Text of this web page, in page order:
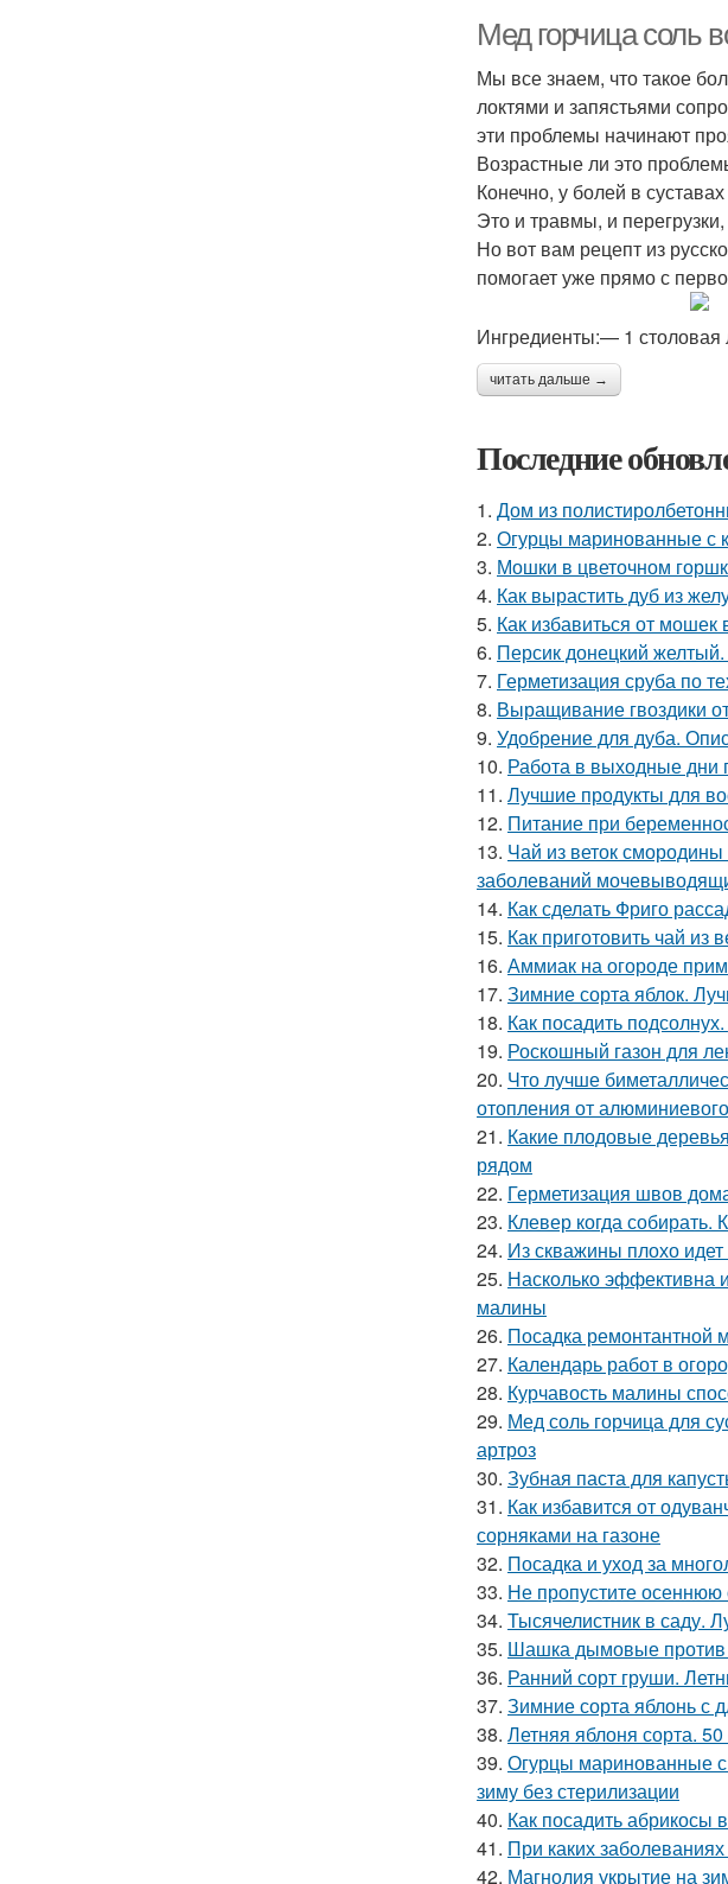
Мед горчица соль
Мы все знаем, что такое
локтями и запястьями
эти проблемы начинают
Возрастные ли это
Конечно, у болей в
Это и травмы, и
Но вот вам рецепт из
помогает уже прямо с
Ингредиенты:— 1 столовая
читать дальше →
Последние
1. Дом из
2. Огурцы маринованные с
3. Мошки в цветочном
4. Как вырастить дуб из
5. Как избавиться от
6. Персик донецкий
7. Герметизация сруба по
8. Выращивание гвоздики
9. Удобрение для дуба.
10. Работа в выходные дни
11. Лучшие продукты для
12. Питание при
13. Чай из веток
заболеваний
14. Как сделать Фриго
15. Как приготовить чай из
16. Аммиак на огороде
17. Зимние сорта яблок.
18. Как посадить
19. Роскошный газон для
20. Что лучше
отопления от алюминиевого
21. Какие плодовые
рядом
22. Герметизация швов
23. Клевер когда собирать.
24. Из скважины плохо
25. Насколько эффективна
малины
26. Посадка ремонтантной
27. Календарь работ в
28. Курчавость малины
29. Мед соль горчица для
артроз
30. Зубная паста для
31. Как избавится от
сорняками на газоне
32. Посадка и уход за
33. Не пропустите осеннюю
34. Тысячелистник в саду.
35. Шашка дымовые против
36. Ранний сорт груши.
37. Зимние сорта яблонь с
38. Летняя яблоня сорта.
39. Огурцы маринованные
зиму без стерилизации
40. Как посадить абрикосы
41. При каких
42. Магнолия укрытие